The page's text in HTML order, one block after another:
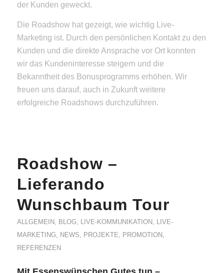
der Kunden geweckt.
Die Roadshow hat gezeigt, wie wichtig Live-
Marketing ist. Durch den persönlichen Kontakt zu den
Kunden und die direkte Ansprache vor Ort konnten
wir das Kundeninteresse steigern und die
Bekanntheit des Bonusprogramms erhöhen. Wir
freuen uns darauf, auch in Zukunft weitere
erfolgreiche Roadshows durchzuführen.
Roadshow –
Lieferando
Wunschbaum Tour
ALLGEMEIN, BLOG LIVE-KOMMUNIKATION, LIVE-
MARKETING
NEWS PROJEKTE PROMOTION,
REFERENZEN